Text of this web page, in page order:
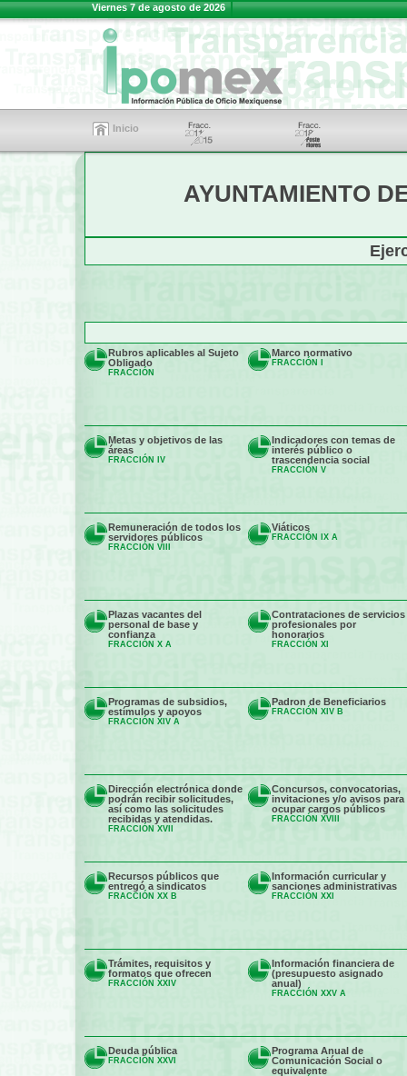
Viernes 7 de agosto de 2026
Inicio
AYUNTAMIENTO
Rubros aplicables al Sujeto
Obligado
FRACCIÓN
Marco normativo
FRACCIÓN I
Metas y objetivos de las
áreas
FRACCIÓN IV
Indicadores con temas de
interés público o
trascendencia social
FRACCIÓN V
Remuneración de todos los
servidores públicos
FRACCIÓN VIII
Viáticos
FRACCIÓN IX A
Plazas vacantes del
personal de base y
confianza
FRACCIÓN X A
Contrataciones de servicios
profesionales por
honorarios
FRACCIÓN XI
Programas de subsidios,
estímulos y apoyos
FRACCIÓN XIV A
Padron de Beneficiarios
FRACCIÓN XIV B
Dirección electrónica donde
podrán recibir solicitudes,
así como las solicitudes
recibidas y atendidas.
FRACCIÓN XVII
Concursos, convocatorias,
invitaciones y/o avisos para
ocupar cargos públicos
FRACCIÓN XVIII
Recursos públicos que
entregó a sindicatos
FRACCIÓN XX B
Información curricular y
sanciones administrativas
FRACCIÓN XXI
Trámites, requisitos y
formatos que ofrecen
FRACCIÓN XXIV
Información financiera de
(presupuesto asignado
anual)
FRACCIÓN XXV A
Deuda pública
FRACCIÓN XXVI
Programa Anual de
Comunicación Social o
equivalente